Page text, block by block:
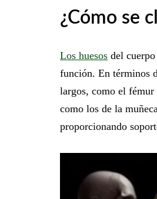
¿Cómo se
Los huesos del
función. En términos
largos, como el fémur
como los de la
proporcionando